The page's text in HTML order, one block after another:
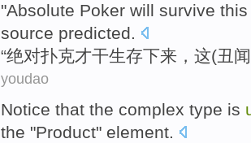
"Absolute Poker will survive this
source predicted.
“绝对扑克才干生存下来 ， 这(丑闻
youdao
Notice that the complex type is
the "Product" element.